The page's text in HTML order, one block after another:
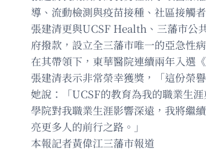
導、流動檢測與疫苗接種、社區接觸
張建清更與UCSF Health、三藩市公
府撥款，設立全三藩市唯一的亞急性
在其帶領下，東華醫院連續兩年入選
張建清表示非常榮幸獲獎，「這份榮
她說：「UCSF的教育為我的職業生
學院對我職業生涯影響深遠，我將繼
亮更多人的前行之路。」
本報記者黃偉江三藩市報道